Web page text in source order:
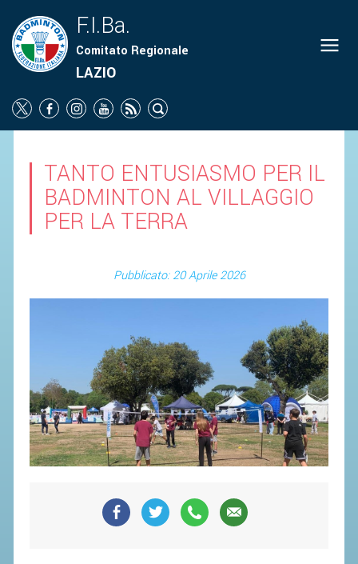
F.I.Ba.
Comitato Regionale
LAZIO
TANTO ENTUSIASMO PER IL
BADMINTON AL VILLAGGIO
PER LA TERRA
Pubblicato: 20 Aprile 2026
ORGANIGRAMMA
SOCIETÀ
SCUOLA
CAMPIONATI
ATTI UFFICIALI
SOCIETÀ
CAMPIONATI
CALENDARIO
FIBA NAZIONALE